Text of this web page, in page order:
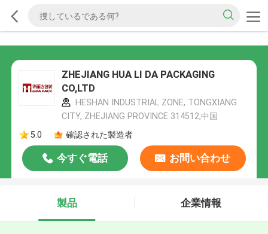
ZHEJIANG HUA LI DA PACKAGING
CO,LTD
HESHAN INDUSTRIAL ZONE, TONGXIANG
CITY, ZHEJIANG PROVINCE 314512,中国
5.0
確認された製造者
今すぐ電話 お問い合わせ
製品 企業情報